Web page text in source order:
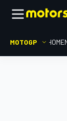
MOTOGP HOME